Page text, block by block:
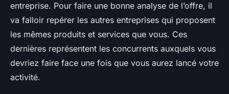
entreprise. Pour faire une bonne analyse de l’offre, il
va falloir repérer les autres entreprises qui proposent
les mêmes produits et services que vous. Ces
dernières représentent les concurrents auxquels vous
devriez faire face une fois que vous aurez lancé votre
activité.